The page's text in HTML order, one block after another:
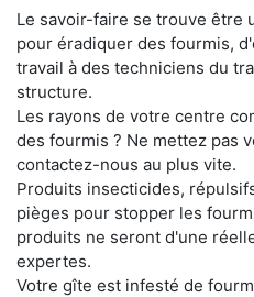
Le savoir-faire se trouve être
pour éradiquer des fourmis,
travail à des techniciens du
structure.
Les rayons de votre centre
des fourmis ? Ne mettez pas
contactez-nous au plus vite.
Produits insecticides,
pièges pour stopper les
produits ne seront d'une
expertes.
Votre gîte est infesté de